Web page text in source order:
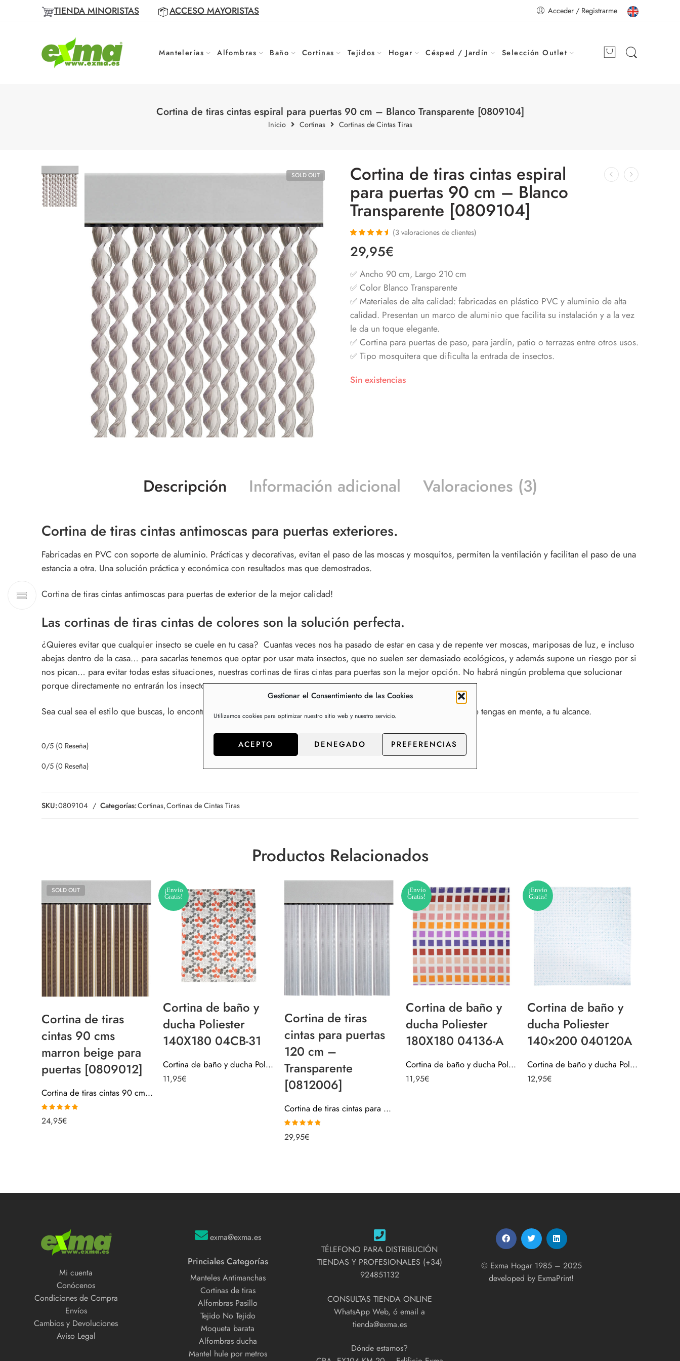
Gestionar el Consentimiento de las Cookies
Utilizamos cookies para optimizar nuestro sitio web y nuestro servicio.
ACEPTO DENEGADO PREFERENCIAS
TIENDA MINORISTAS ACCESO MAYORISTAS Acceder / Registrarme
Mantelerías Alfombras Baño Cortinas Tejidos Hogar Césped / Jardín Selección Outlet
Cortina de tiras cintas espiral para puertas 90 cm – Blanco Transparente [0809104]
Inicio Cortinas Cortinas de Cintas Tiras
SOLD OUT Cortina de tiras cintas espiral
para puertas 90 cm – Blanco
Transparente [0809104]
4.67de 5 en
base a
de clientes
(3valoraciones de clientes)
29,95€
✅ Ancho 90 cm, Largo 210 cm
✅ Color Blanco Transparente
✅ Materiales de alta calidad: fabricadas en plástico PVC y aluminio de alta
calidad. Presentan un marco de aluminio que facilita su instalación y a la vez
le da un toque elegante.
✅ Cortina para puertas de paso, para jardín, patio o terrazas entre otros usos.
✅ Tipo mosquitera que dificulta la entrada de insectos.
Sin existencias
Descripción Información adicional Valoraciones (3)
Cortina de tiras cintas antimoscas para puertas exteriores.
Fabricadas en PVC con soporte de aluminio. Prácticas y decorativas, evitan el paso de las moscas y mosquitos, permiten la ventilación y facilitan el paso de una
estancia a otra. Una solución práctica y económica con resultados mas que demostrados.
Cortina de tiras cintas antimoscas para puertas de exteriorde la mejor calidad!
Las cortinas de tiras cintas de colores son la solución perfecta.
¿Quieres evitar que cualquier insecto se cuele en tu casa? Cuantas veces nos ha pasado de estar en casa y de repente ver moscas, mariposas de luz, e incluso
abejas dentro de la casa… para sacarlas tenemos que optar por usar mata insectos, que no suelen ser demasiado ecológicos, y además supone un riesgo por si
nos pican… para evitar todas estas situaciones, nuestrascortinas de tiras cintas para puertasson la mejor opción. No habrá ningún problema que solucionar
porque directamente no entrarán los insectos en casa.
Sea cual sea el estilo que buscas, lo encontrarás. De colores, lisas, con forma espiral, de plástico o aluminio… lo que tengas en mente, a tu alcance.
0/5 (0 Reseña)
0/5 (0 Reseña)
SKU:0809104 Categorías:Cortinas,Cortinas de Cintas Tiras
Productos Relacionados
SOLD OUT
Cortina de tiras
cintas 90 cms
marron beige para
puertas [0809012]
Cortina de tiras cintas 90 cms marron beige para puertas [0809012]
Valorado con
5.00 de 5
24,95€
¡Envío
Gratis!
Cortina de baño y
ducha Poliester
140X180 04CB-31
Cortina de baño y ducha Poliester 140X180 04CB-31
11,95€
Cortina de tiras
cintas para puertas
120 cm –
Transparente
[0812006]
Cortina de tiras cintas para puertas 120 cm – Transparente [0812006]
Valorado
con4.78de
29,95€
¡Envío
Gratis!
Cortina de baño y
ducha Poliester
180X180 04136-A
Cortina de baño y ducha Poliester 180X180 04136-A
11,95€
¡Envío
Gratis!
Cortina de baño y
ducha Poliester
140×200 040120A
Cortina de baño y ducha Poliester 140×200 040120A
12,95€
Mi cuenta
Conócenos
Condiciones de Compra
Envíos
Cambios y Devoluciones
Aviso Legal
exma@exma.es
Princiales Categorías
Manteles Antimanchas
Cortinas de tiras
Alfombras Pasillo
Tejido No Tejido
Moqueta barata
Alfombras ducha
Mantel hule por metros
TÉLEFONO PARA DISTRIBUCIÓN
TIENDAS Y PROFESIONALES (+34)
924851132
CONSULTAS TIENDA ONLINE
WhatsApp Web, ó email a
tienda@exma.es
Dónde estamos?
© Exma Hogar 1985 – 2025
developed by ExmaPrint!